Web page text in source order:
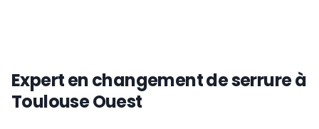
Expert en changement de serrure à
Toulouse Ouest